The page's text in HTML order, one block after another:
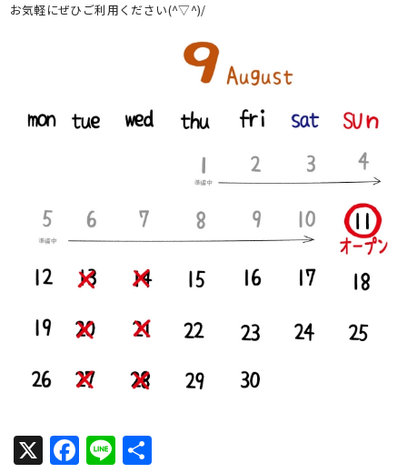
お気軽にぜひご利用ください(^▽^)/
X Facebook
Line共